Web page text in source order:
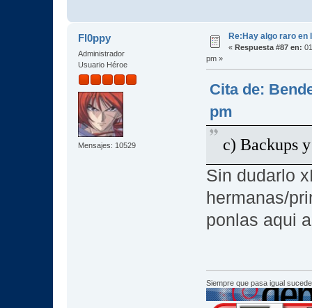
Fl0ppy
Administrador
Usuario Héroe
Mensajes: 10529
Re:Hay algo raro en
« Respuesta #87 en:
pm »
Cita de:
pm
c) Backups
Sin dudarlo
hermanas/
ponlas aqui
Siempre que pasa igual